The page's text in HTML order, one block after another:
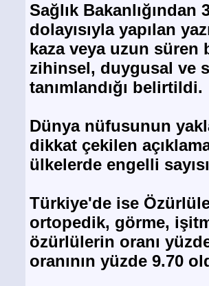
Sağlık
dolayısıyla yapılan
kaza veya uzun süren
zihinsel, duygusal ve
tanımlandığı belirtildi.
Dünya nüfusunun
dikkat çekilen
ülkelerde engelli
Türkiye'de ise
ortopedik, görme,
özürlülerin oranı
oranının yüzde 9.70